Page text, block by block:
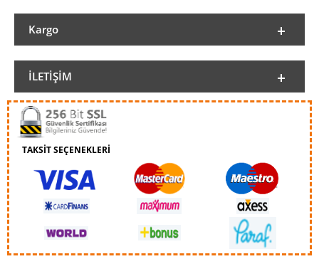
Kargo
İLETIŞIM
TAKSİT SEÇENEKLERİ